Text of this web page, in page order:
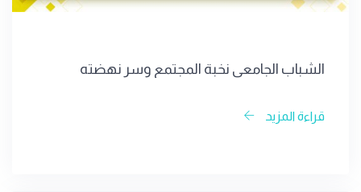
الشباب الجامعي نخبة المجتمع وسر نهضته
قراءة المزيد